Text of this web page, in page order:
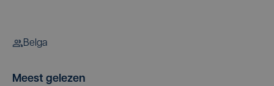
Belga
Meest gelezen